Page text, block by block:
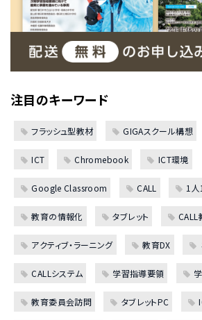
注目のキーワード
フラッシュ型教材 GIGAスクール構想
ICT Chromebook ICT環境
Google Classroom CALL 1人
教育の情報化 タブレット CALL
アクティブ・ラーニング 教育DX
CALLシステム 学習指導要領
教育委員会訪問 タブレットPC